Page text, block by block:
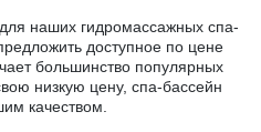
наших гидромассажных спа-
доступное по цене
большинство популярных
низкую цену, спа-бассейн
качеством.